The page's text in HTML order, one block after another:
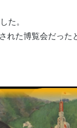
た。
れた博覧会だった